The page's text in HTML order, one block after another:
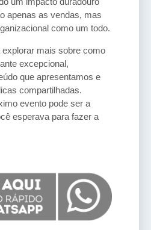
apenas as vendas, mas
como um todo.
mais sobre como
excepcional,
que apresentamos e
compartilhadas.
evento pode ser a
esperava para fazer a